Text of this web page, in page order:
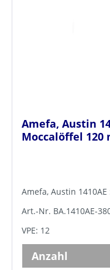
Amefa, Austin
Moccalöffel 120
Amefa, Austin 1410AE
Art.-Nr. BA.1410AE-
VPE: 12
Anzahl